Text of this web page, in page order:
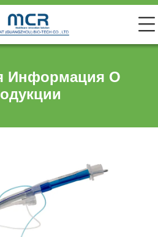
Информация О